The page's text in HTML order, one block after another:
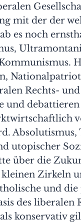
mit der der
es noch
Rechts-
und
Absolutismus,
utopischer
über die
Zirkeln
und
des liberalen
konservativ